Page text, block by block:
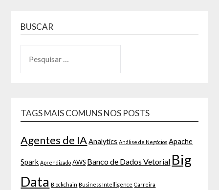
BUSCAR
TAGS MAIS COMUNS NOS POSTS
Agentes de IA Analytics Análise de Negócios Apache
Spark Aprendizado AWS Banco de Dados Vetorial Big
Data Blockchain Business Intelligence Carreira